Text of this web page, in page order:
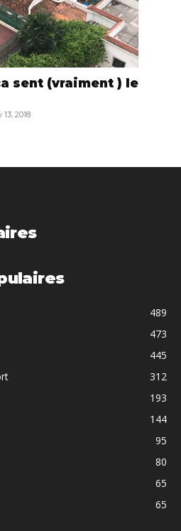
sent (vraiment ) le
13, 2018
489
473
445
312
193
144
95
80
65
65